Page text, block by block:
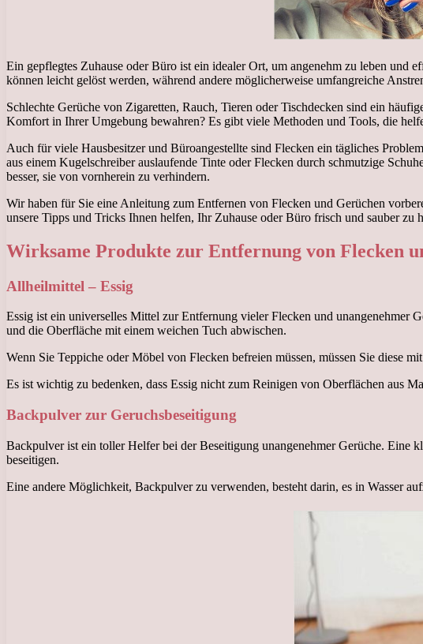
Ein gepflegtes Zuhause oder Büro ist ein idealer Ort, um angenehm zu leben und
können leicht gelöst werden, während andere möglicherweise umfangreiche
Schlechte Gerüche von Zigaretten, Rauch, Tieren oder Tischdecken sind ein
Komfort in Ihrer Umgebung bewahren? Es gibt viele Methoden und Tools, die
Auch für viele Hausbesitzer und Büroangestellte sind Flecken ein tägliches
aus einem Kugelschreiber auslaufende Tinte oder Flecken durch schmutzige
besser, sie von vornherein zu verhindern.
Wir haben für Sie eine Anleitung zum Entfernen von Flecken und Gerüchen
unsere Tipps und Tricks Ihnen helfen, Ihr Zuhause oder Büro frisch und sauber zu
Wirksame Produkte zur Entfernung von Flecken
Allheilmittel – Essig
Essig ist ein universelles Mittel zur Entfernung vieler Flecken und unangenehmer
und die Oberfläche mit einem weichen Tuch abwischen.
Wenn Sie Teppiche oder Möbel von Flecken befreien müssen, müssen Sie diese
Es ist wichtig zu bedenken, dass Essig nicht zum Reinigen von Oberflächen aus
Backpulver zur Geruchsbeseitigung
Backpulver ist ein toller Helfer bei der Beseitigung unangenehmer Gerüche. Eine
beseitigen.
Eine andere Möglichkeit, Backpulver zu verwenden, besteht darin, es in Wasser